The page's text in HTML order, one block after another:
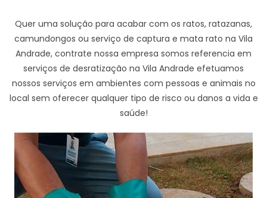
Quer uma solução para acabar com os ratos, ratazanas,
camundongos ou serviço de captura e mata rato na Vila
Andrade, contrate nossa empresa somos referencia em
serviços de desratização na Vila Andrade efetuamos
nossos serviços em ambientes com pessoas e animais no
local sem oferecer qualquer tipo de risco ou danos a vida e
saúde!